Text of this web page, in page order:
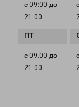
с 09:00 до
21:00
с 09:00 до
21:00